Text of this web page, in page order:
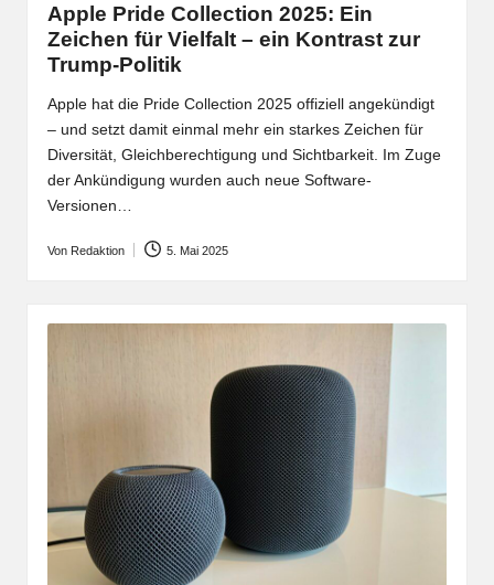
Apple Pride Collection 2025: Ein
Zeichen für Vielfalt – ein Kontrast zur
Trump-Politik
Apple hat die Pride Collection 2025 offiziell angekündigt
– und setzt damit einmal mehr ein starkes Zeichen für
Diversität, Gleichberechtigung und Sichtbarkeit. Im Zuge
der Ankündigung wurden auch neue Software-
Versionen…
Von Redaktion 5. Mai 2025